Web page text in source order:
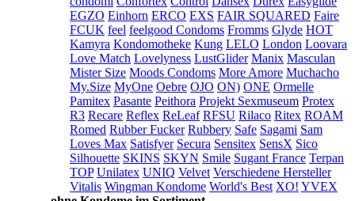
EGZO Einhorn ERCO EXS FAIR SQUARED Faire
FCUK feel feelgood Condoms Fromms Glyde HOT
Kamyra Kondomotheke Kung LELO London Loovara
Love Match Lovelyness LustGlider Manix Masculan
Mister Size Moods Condoms More Amore Muchacho
My.Size MyOne Oebre OJO ON) ONE Ormelle
Pamitex Pasante Peithora Projekt Sexmuseum Protex
R3 Recare Reflex ReLeaf RFSU Rilaco Ritex ROAM
Romed Rubber Fucker Rubbery Safe Sagami Sam
Loves Max Satisfyer Secura Sensitex SensX Sico
Silhouette SKINS SKYN Smile Sugant France Terpan
TOP Unilatex UNIQ Velvet Verschiedene Hersteller
Vitalis Wingman Kondome World's Best XO! YVEX